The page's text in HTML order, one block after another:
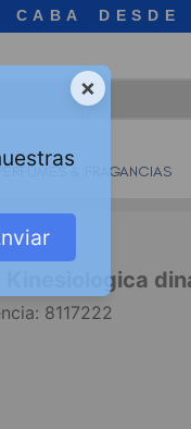
DESDE
PERFUMES & FRAGANCIAS
Kinesiologica
: 8117222
×